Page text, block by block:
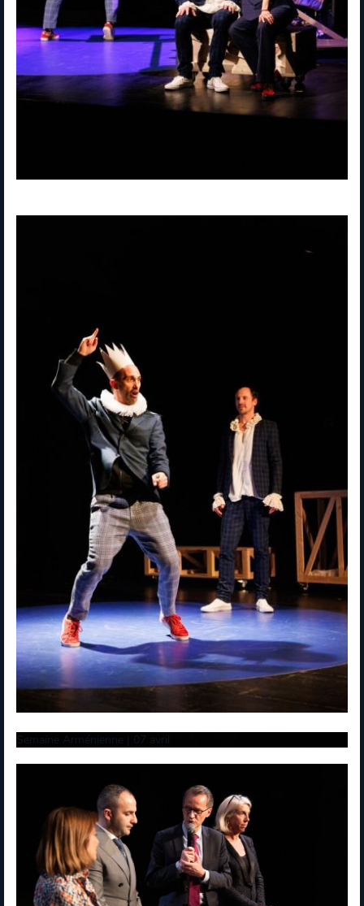
Semaine Arménienne | 07 avril